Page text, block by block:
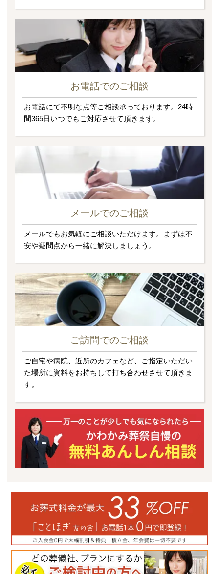
お電話でのご相談
お電話にて不明な点等ご相談承っております。24時
間365日いつでもご対応させて頂きます。
メールでのご相談
メールでもお気軽にご相談いただけます。まずは不
安や疑問点から一緒に解決しましょう。
ご訪問でのご相談
ご自宅や病院、近所のカフェなど、ご指定いただい
た場所に資料をお持ちして打ち合わせさせて頂きま
す。